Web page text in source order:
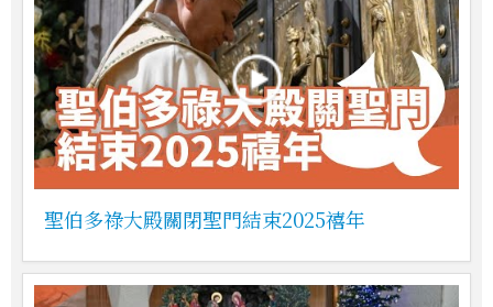
聖伯多祿大殿關閉聖門結束2025禧年